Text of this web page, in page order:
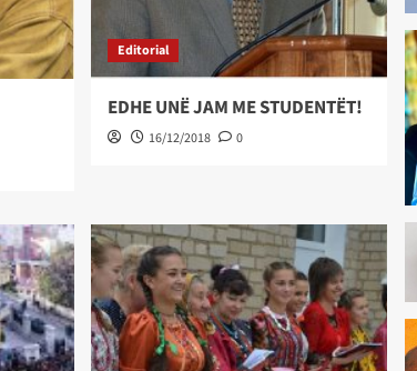
Editorial
EDHE UNË JAM ME STUDENTËT!
16/12/2018 0